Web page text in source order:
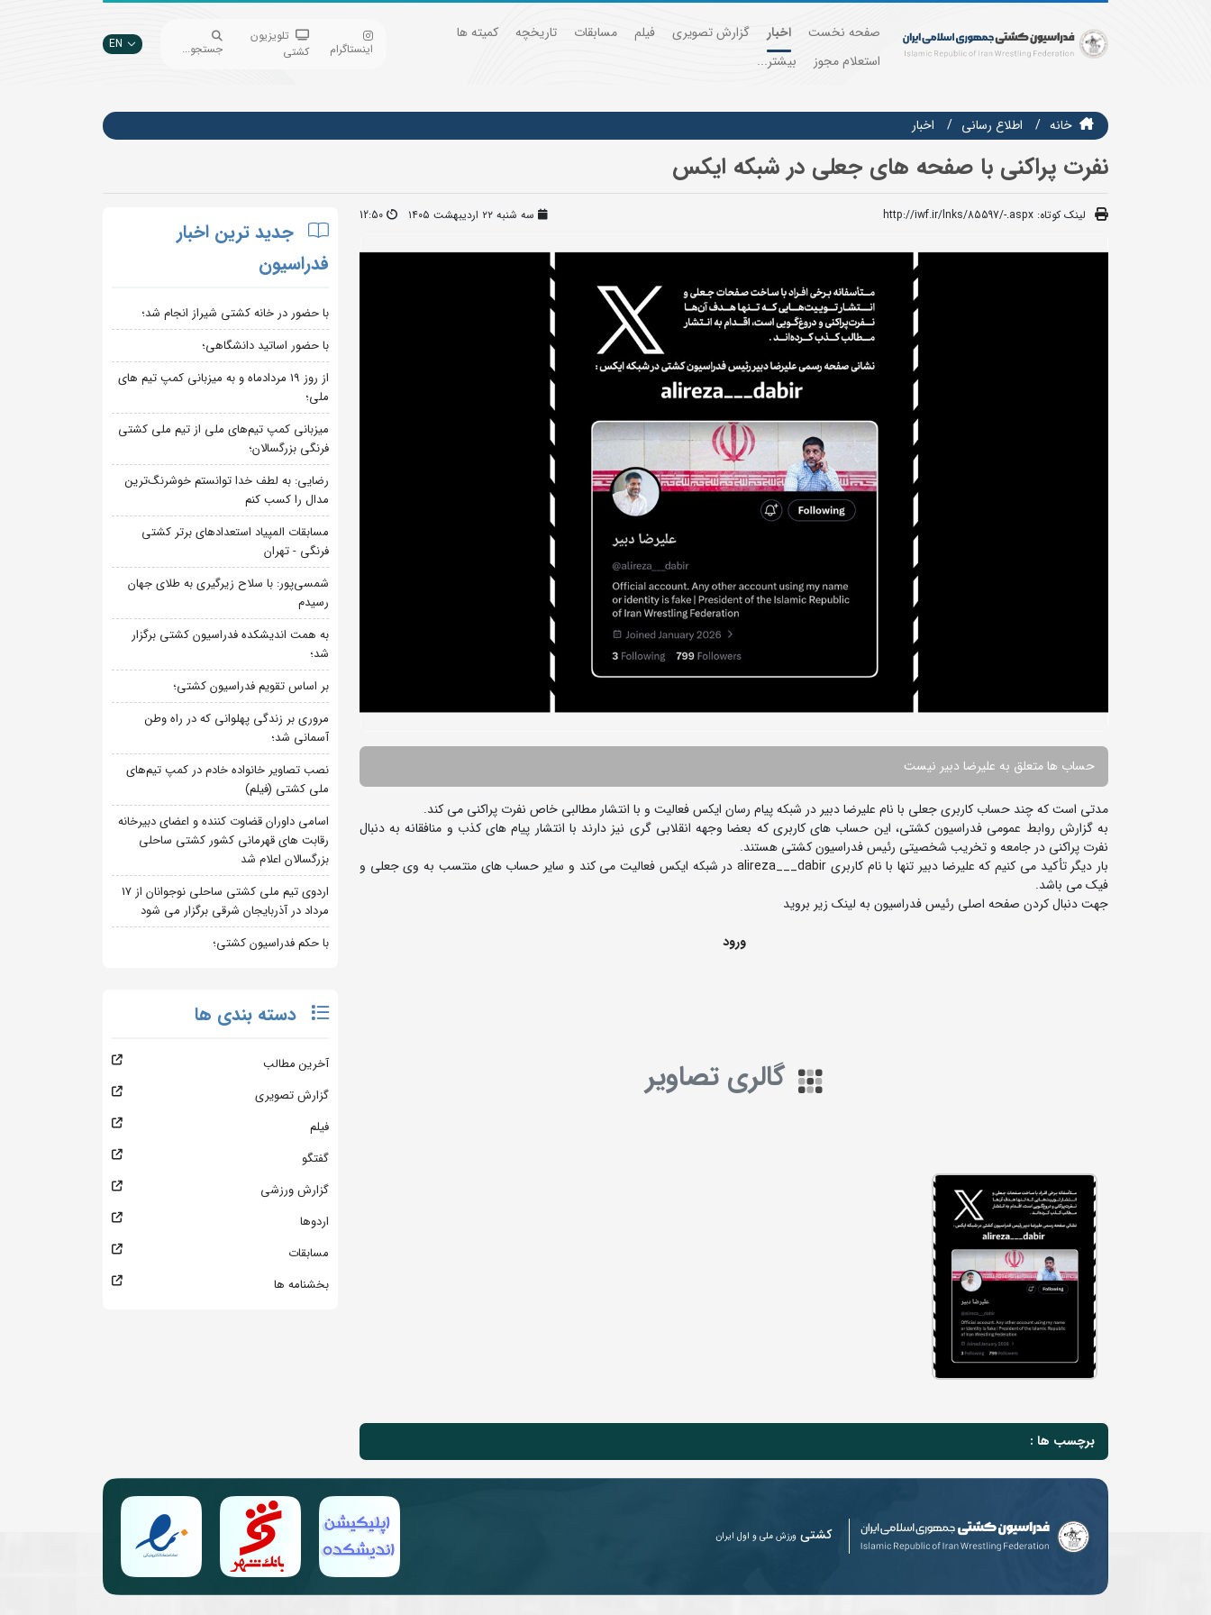
صفحه نخست اخبار گزارش تصویری فیلم مسابقات تاریخچه
کمیته ها
استعلام مجوز
بیشتر...
اینستاگرام
تلویزیون
کشتی
جستجو... EN
خانه اطلاع رسانی اخبار
نفرت پراکنی با صفحه های جعلی در شبکه ایکس
لینک کوتاه: http://iwf.ir/lnks/85597/-.aspx سه شنبه ۲۲ اردیبهشت ۱۴۰۵ 12:50
حساب ها متعلق به علیرضا دبیر نیست
مدتی است که چند حساب کاربری جعلی با نام علیرضا دبیر در شبکه پیام رسان ایکس فعالیت و با انتشار مطالبی خاص نفرت پراکنی می کند.
به گزارش روابط عمومی فدراسیون کشتی، این حساب های کاربری که بعضا وجهه انقلابی گری نیز دارند با انتشار پیام های کذب و منافقانه به دنبال
نفرت پراکنی در جامعه و تخریب شخصیتی رئیس فدراسیون کشتی هستند.
بار دیگر تأکید می کنیم که علیرضا دبیر تنها با نام کاربری alireza___dabirدر شبکه ایکس فعالیت می کند و سایر حساب های منتسب به وی جعلی و
فیک می باشد.
جهت دنبال کردن صفحه اصلی رئیس فدراسیون به لینک زیر بروید
ورود
گالری تصاویر
برچسب ها :
جدید ترین اخبار
فدراسیون
با حضور در خانه کشتی شیراز انجام شد؛
با حضور اساتید دانشگاهی؛
از روز 19 مردادماه و به میزبانی کمپ تیم های
ملی؛
میزبانی کمپ تیم‌های ملی از تیم ملی کشتی
فرنگی بزرگسالان؛
رضایی: به لطف خدا توانستم خوشرنگ‌ترین
مدال را کسب کنم
مسابقات المپیاد استعدادهای برتر کشتی
فرنگی - تهران
شمسی‌پور: با سلاح زیرگیری به طلای جهان
رسیدم
به همت اندیشکده فدراسیون کشتی برگزار
شد؛
بر اساس تقویم فدراسیون کشتی؛
مروری بر زندگی پهلوانی که در راه وطن
آسمانی شد؛
نصب تصاویر خانواده خادم در کمپ تیم‌های
ملی کشتی (فیلم)
اسامی داوران قضاوت کننده و اعضای دبیرخانه
رقابت های قهرمانی کشور کشتی ساحلی
بزرگسالان اعلام شد
اردوی تیم ملی کشتی ساحلی نوجوانان از 17
مرداد در آذربایجان شرقی برگزار می شود
با حکم فدراسیون کشتی؛
دسته بندی ها
آخرین مطالب
گزارش تصویری
فیلم
گفتگو
گزارش ورزشی
اردوها
مسابقات
بخشنامه ها
کشتی ورزش ملی و اول ایران